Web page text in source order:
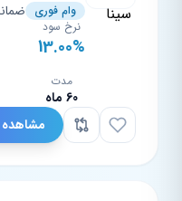
وام فوری
نرخ سود
13.00%
مدت
60 ماه